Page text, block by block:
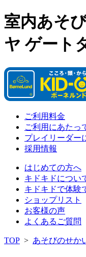
室内あそ
ヤ ゲート
ご利用料金
ご利用にあたっ
プレイリーダー
採用情報
はじめての方へ
キドキドについ
キドキドで体験
ショップリスト
お客様の声
よくあるご質問
TOP > あそびのせか